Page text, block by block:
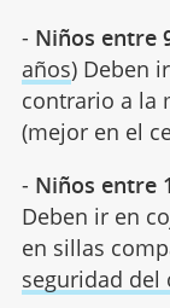
- Niños entre
años) Deben
contrario a la
(mejor en el
- Niños entre
Deben ir en
en sillas
seguridad del